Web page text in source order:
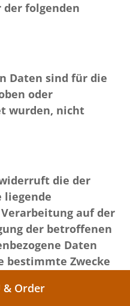
der folgenden
Daten sind für die
oder
wurden, nicht
die der
liegende
auf der
der betroffenen
Daten
bestimmte Zwecke
besteht;
& Order